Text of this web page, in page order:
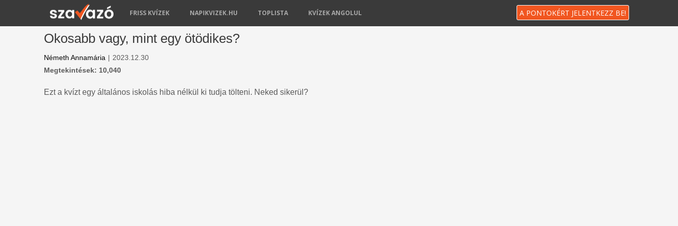
A PONTOKÉRT JELENTKEZZ BE!
FRISS KVÍZEK NAPIKVIZEK.HU TOPLISTA KVÍZEK ANGOLUL
Okosabb vagy, mint egy ötödikes?
Németh Annamária | 2023.12.30
Megtekintések: 10,040
Ezt a kvízt egy általános iskolás hiba nélkül ki tudja tölteni. Neked sikerül?